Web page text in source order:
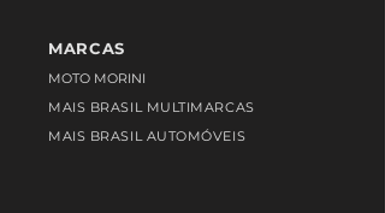
MARCAS
MOTO MORINI
MAIS BRASIL MULTIMARCAS
MAIS BRASIL AUTOMÓVEIS